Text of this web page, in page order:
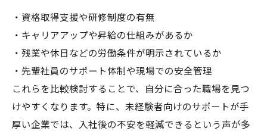
配管未経験大歓迎の職場で得られる資格支
援
未経験から始める配管工の魅力と成長の秘訣
未経験者が感じる配管工事のやりがいとは
・資格取得支援や研修制度の有無
・キャリアアップや昇給の仕組みがあるか
・残業や休日などの労働条件が明示されているか
・先輩社員のサポート体制や現場での安全管理
これらを比較検討することで、自分に合った職場を見つ
けやすくなります。特に、未経験者向けのサポートが手
厚い企業では、入社後の不安を軽減できるという声が多